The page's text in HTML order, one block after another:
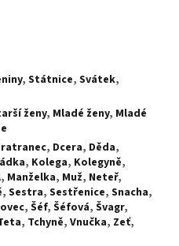
, Státnice, Svátek,
ženy, Mladé ženy, Mladé
, Dcera, Děda,
, Kolega, Kolegyně,
, Manželka, Muž, Neteř,
, Sestra, Sestřenice, Snacha,
, Šéf, Šéfová, Švagr,
, Tchyně, Vnučka, Zeť,